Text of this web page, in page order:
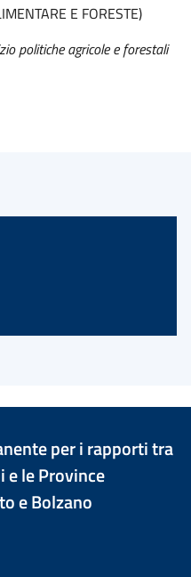
E FORESTE)
politiche agricole e forestali
per i rapporti tra
e le Province
e Bolzano